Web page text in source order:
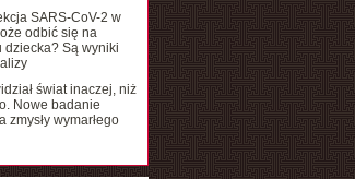
SARS-CoV-2 w
odbić się na
dziecka? Są wyniki
świat inaczej, niż
Nowe badanie
zmysły wymarłego